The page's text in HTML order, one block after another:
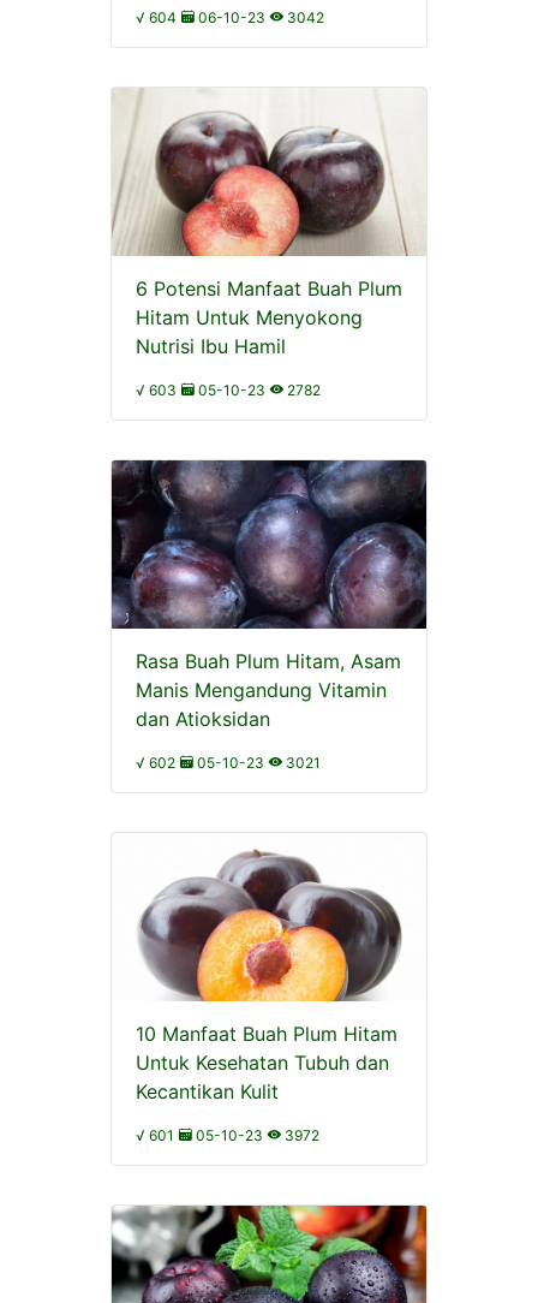
√ 604 06-10-23 3042
6 Potensi Manfaat Buah Plum
Hitam Untuk Menyokong
Nutrisi Ibu Hamil
√ 603 05-10-23 2782
Rasa Buah Plum Hitam, Asam
Manis Mengandung Vitamin
dan Atioksidan
√ 602 05-10-23 3021
10 Manfaat Buah Plum Hitam
Untuk Kesehatan Tubuh dan
Kecantikan Kulit
√ 601 05-10-23 3972